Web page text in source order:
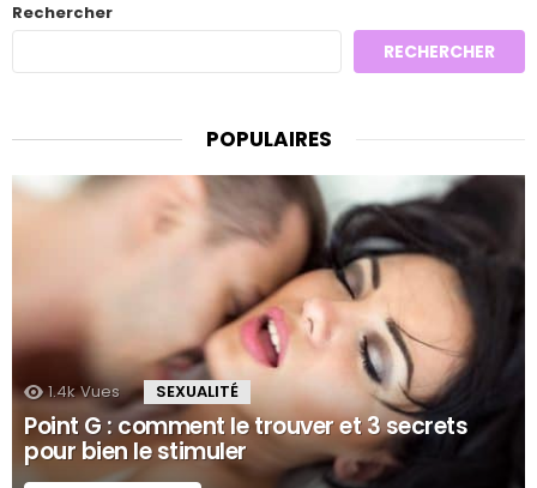
Rechercher
RECHERCHER
POPULAIRES
1.4k Vues SEXUALITÉ
Point G : comment le trouver et 3 secrets
pour bien le stimuler